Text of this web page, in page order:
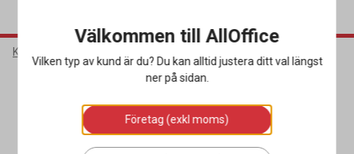
Kontorsmaterial
Välkommen till AllOffice
Vilken typ av kund är du? Du kan alltid justera ditt val längst
ner på sidan.
Företag (exkl moms)